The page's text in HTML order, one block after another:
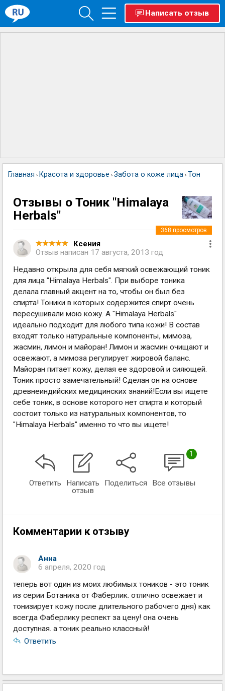
Написать отзыв
Главная › Красота и здоровье › Забота о коже лица › Тоник
Отзывы о Тоник "Himalaya
Herbals"
Ксения
Отзыв написан 17 августа, 2013 год
368 просмотров
Недавно открыла для себя мягкий освежающий тоник
для лица "Himalaya Herbals". При выборе тоника
делала главный акцент на то, чтобы он был без
спирта! Тоники в которых содержится спирт очень
пересушивали мою кожу. А "Himalaya Herbals"
идеально подходит для любого типа кожи! В состав
входят только натуральные компоненты, мимоза,
жасмин, лимон и майоран! Лимон и жасмин очищают и
освежают, а мимоза регулирует жировой баланс.
Майоран питает кожу, делая ее здоровой и сияющей.
Тоник просто замечательный! Сделан он на основе
древнеиндийских медицинских знаний!Если вы ищете
себе тоник, в основе которого нет спирта и который
состоит только из натуральных компонентов, то
"Himalaya Herbals" именно то что вы ищете!
Ответить
Написать
отзыв
Поделиться
1
Все отзывы
Комментарии к отзыву
Анна
6 апреля, 2020 год
теперь вот один из моих любимых тоников - это тоник
из серии Ботаника от Фаберлик. отлично освежает и
тонизирует кожу после длительного рабочего дня) как
всегда Фаберлику респект за цену! она очень
доступная. а тоник реально классный!
Ответить